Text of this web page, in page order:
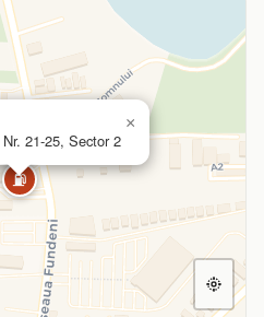
⛽
21-25, Sector 2
×